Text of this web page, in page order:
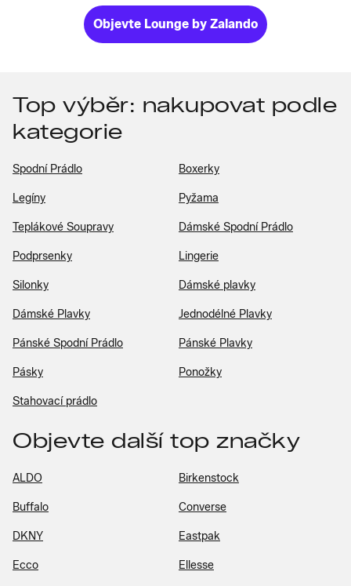
Objevte Lounge by Zalando
Top výběr: nakupovat podle
kategorie
Spodní Prádlo Boxerky
Legíny Pyžama
Teplákové Soupravy Dámské Spodní Prádlo
Podprsenky Lingerie
Silonky Dámské plavky
Dámské Plavky Jednodélné Plavky
Pánské Spodní Prádlo Pánské Plavky
Pásky Ponožky
Stahovací prádlo
Objevte další top značky
ALDO Birkenstock
Buffalo Converse
DKNY Eastpak
Ecco Ellesse